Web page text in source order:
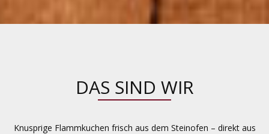
DAS SIND WIR
Knusprige Flammkuchen frisch aus dem Steinofen – direkt aus